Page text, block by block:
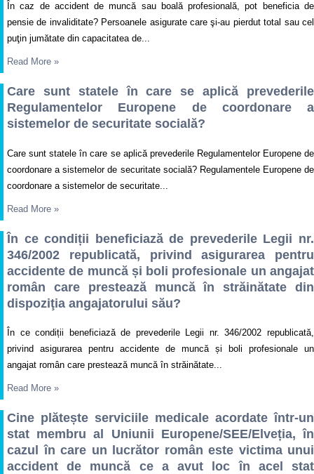
În caz de accident de muncă sau boală profesională, pot beneficia de
pensie de invaliditate? Persoanele asigurate care şi-au pierdut total sau cel
puţin jumătate din capacitatea de...
Read More »
Care sunt statele în care se aplică prevederile
Regulamentelor Europene de coordonare a
sistemelor de securitate socială?
Care sunt statele în care se aplică prevederile Regulamentelor Europene de
coordonare a sistemelor de securitate socială? Regulamentele Europene de
coordonare a sistemelor de securitate...
Read More »
În ce condiții beneficiază de prevederile Legii nr.
346/2002 republicată, privind asigurarea pentru
accidente de muncă și boli profesionale un angajat
român care prestează muncă în străinătate din
dispoziţia angajatorului său?
În ce condiții beneficiază de prevederile Legii nr. 346/2002 republicată,
privind asigurarea pentru accidente de muncă și boli profesionale un
angajat român care prestează muncă în străinătate...
Read More »
Cine plătește serviciile medicale acordate într-un
stat membru al Uniunii Europene/SEE/Elveția, în
cazul în care un lucrător român este victima unui
accident de muncă ce a avut loc în acel stat